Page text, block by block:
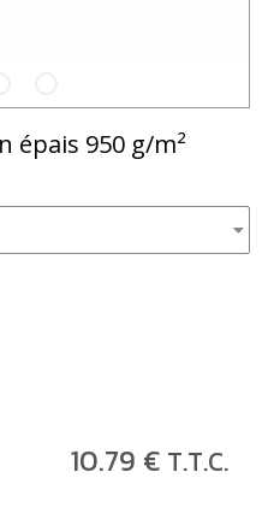
épais 950 g/m²
10.79 € T.T.C.